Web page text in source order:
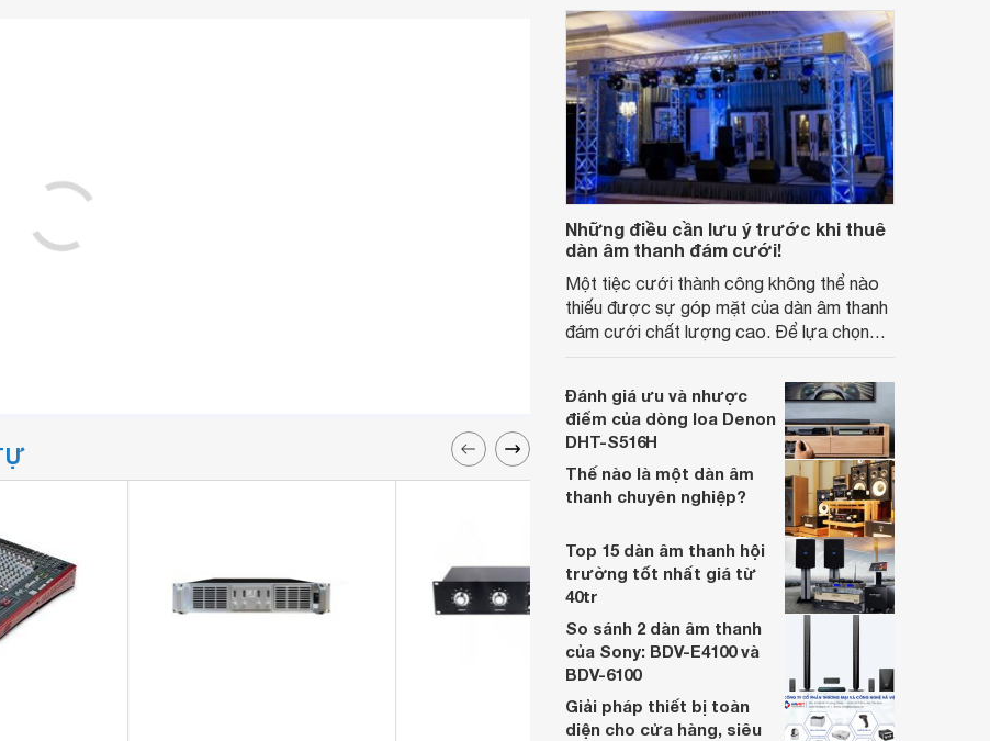
Những điều cần lưu ý trước khi thuê
dàn âm thanh đám cưới!
Một tiệc cưới thành công không thể nào
thiếu được sự góp mặt của dàn âm thanh
đám cưới chất lượng cao. Để lựa chọn
buổi tiệc cũng không hề đơn giản.
Đánh giá ưu và nhược
điểm của dòng loa Denon
DHT-S516H
Thế nào là một dàn âm
thanh chuyên nghiệp?
Top 15 dàn âm thanh hội
trường tốt nhất giá từ
40tr
So sánh 2 dàn âm thanh
của Sony: BDV-E4100 và
BDV-6100
Giải pháp thiết bị toàn
diện cho cửa hàng, siêu